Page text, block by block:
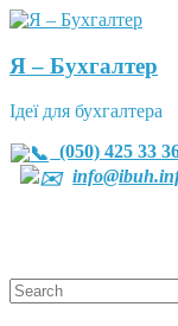
Я – Бухгалтер
Ідеї для бухгалтера
(050) 425 33